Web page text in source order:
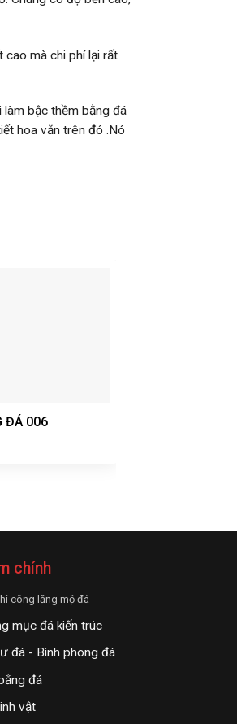
cao mà chi phí lại rất
làm bậc thềm bằng đá
hoa văn trên đó .Nó
ĐÁ 006
chính
công lăng mộ đá
mục đá kiến trúc
đá - Bình phong đá
đá
vật